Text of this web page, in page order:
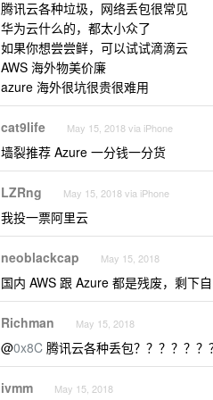
腾讯云各种垃圾，网络丢包很常见
华为云什么的，都太小众了
如果你想尝尝鲜，可以试试滴滴云
AWS 海外物美价廉
azure 海外很坑很贵很难用
cat9life May 15, 2018 via iPhone
墙裂推荐 Azure 一分钱一分货
LZRng May 15, 2018 via iPhone
我投一票阿里云
neoblackcap May 15, 2018
国内 AWS 跟 Azure 都是残废，剩下
Richman May 15, 2018
@0x8C 腾讯云各种丢包？？？？？？
ivmm May 15, 2018